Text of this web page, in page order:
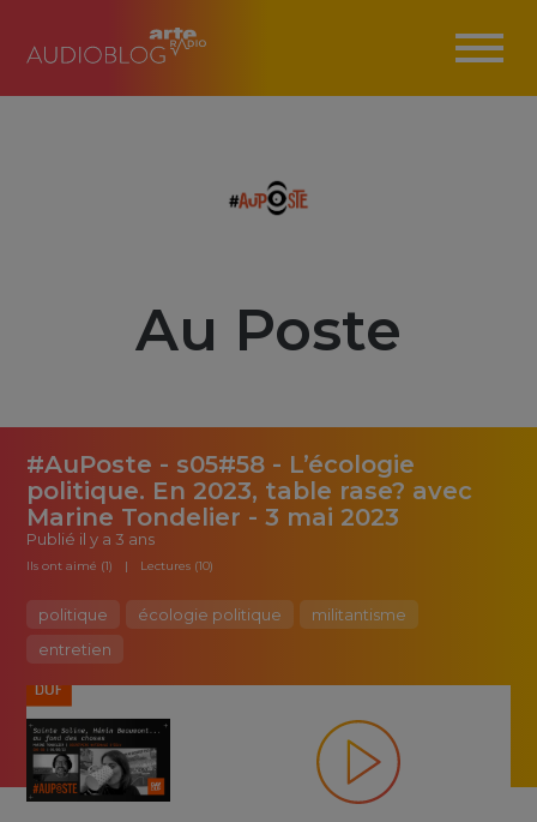
Au Poste
#AuPoste - s05#58 - L’écologie
politique. En 2023, table rase? avec
Marine Tondelier - 3 mai 2023
Publié il y a 3 ans
Ils ont aimé (1) Lectures (10)
politique écologie politique
militantisme
entretien